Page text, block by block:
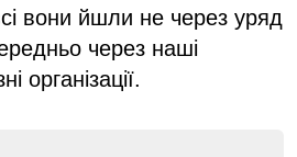
вони йшли не через уряд
через наші
організації.